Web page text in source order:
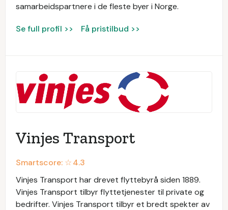
samarbeidspartnere i de fleste byer i Norge.
Se full profil >> Få pristilbud >>
Vinjes Transport
Smartscore: ☆4.3
Vinjes Transport har drevet flyttebyrå siden 1889.
Vinjes Transport tilbyr flyttetjenester til private og
bedrifter. Vinjes Transport tilbyr et bredt spekter av